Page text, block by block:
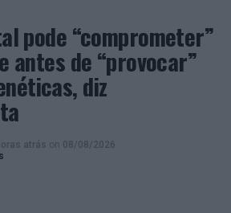
CASCAIS
CRIMINALIDADE
para cumprimento de Prisão
suspeita de furto de interior de
pode “comprometer”
antes de “provocar”
diz
atrás on 08/08/2026